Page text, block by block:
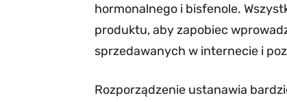
hormonalnego i bisfenole.
produktu, aby zapobiec
sprzedawanych w internecie i
Rozporządzenie ustanawia